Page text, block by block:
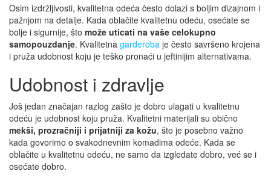
Osim izdržljivosti, kvalitetna odeća često dolazi s boljim dizajnom i
pažnjom na detalje. Kada oblačite kvalitetnu odeću, osećate se
bolje i sigurnije, što može uticati na vaše celokupno
samopouzdanje. Kvalitetna garderoba je često savršeno krojena
i pruža udobnost koju je teško pronaći u jeftinijim alternativama.
Udobnost i zdravlje
Još jedan značajan razlog zašto je dobro ulagati u kvalitetnu
odeću je udobnost koju pruža. Kvalitetni materijali su obično
mekši, prozračniji i prijatniji za kožu, što je posebno važno
kada govorimo o svakodnevnim komadima odeće. Kada se
oblačite u kvalitetnu odeću, ne samo da izgledate dobro, već se i
osećate dobro.